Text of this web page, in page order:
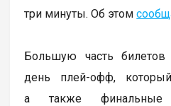
три минуты. Об этом
Большую часть
день плей-офф,
а также